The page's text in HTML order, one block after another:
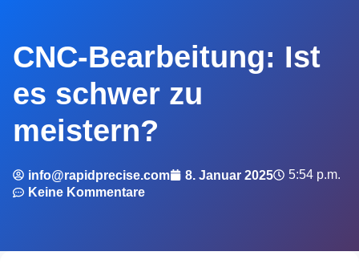
CNC-Bearbeitung: Ist
es schwer zu
meistern?
info@rapidprecise.com 8. Januar 2025
5:54 p.m.
Keine Kommentare